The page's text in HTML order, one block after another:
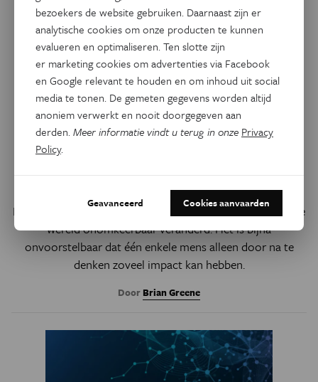
Natuurwetenschappen
Waarom Albert Einstein zo
In de afgelopen honderd jaar hebben Einsteins ideeën onze
wereld onomkeerbaar veranderd. Het is bijna
onvoorstelbaar dat één enkele mens alleen door na te
denken zoveel impact kan hebben.
Door Brian Greene
bezoekers de website gebruiken. Daarnaast zijn er
analytische cookies om onze producten te kunnen
evalueren en optimaliseren. Ten slotte zijn
er marketing cookies om advertenties via Facebook
en Google relevant te houden en om inhoud uit social
media te tonen. De gemeten gegevens worden altijd
anoniem verwerkt en nooit doorgegeven aan
derden.Meer informatie vindt u terug in onze Privacy
Policy.
Geavanceerd Cookies aanvaarden